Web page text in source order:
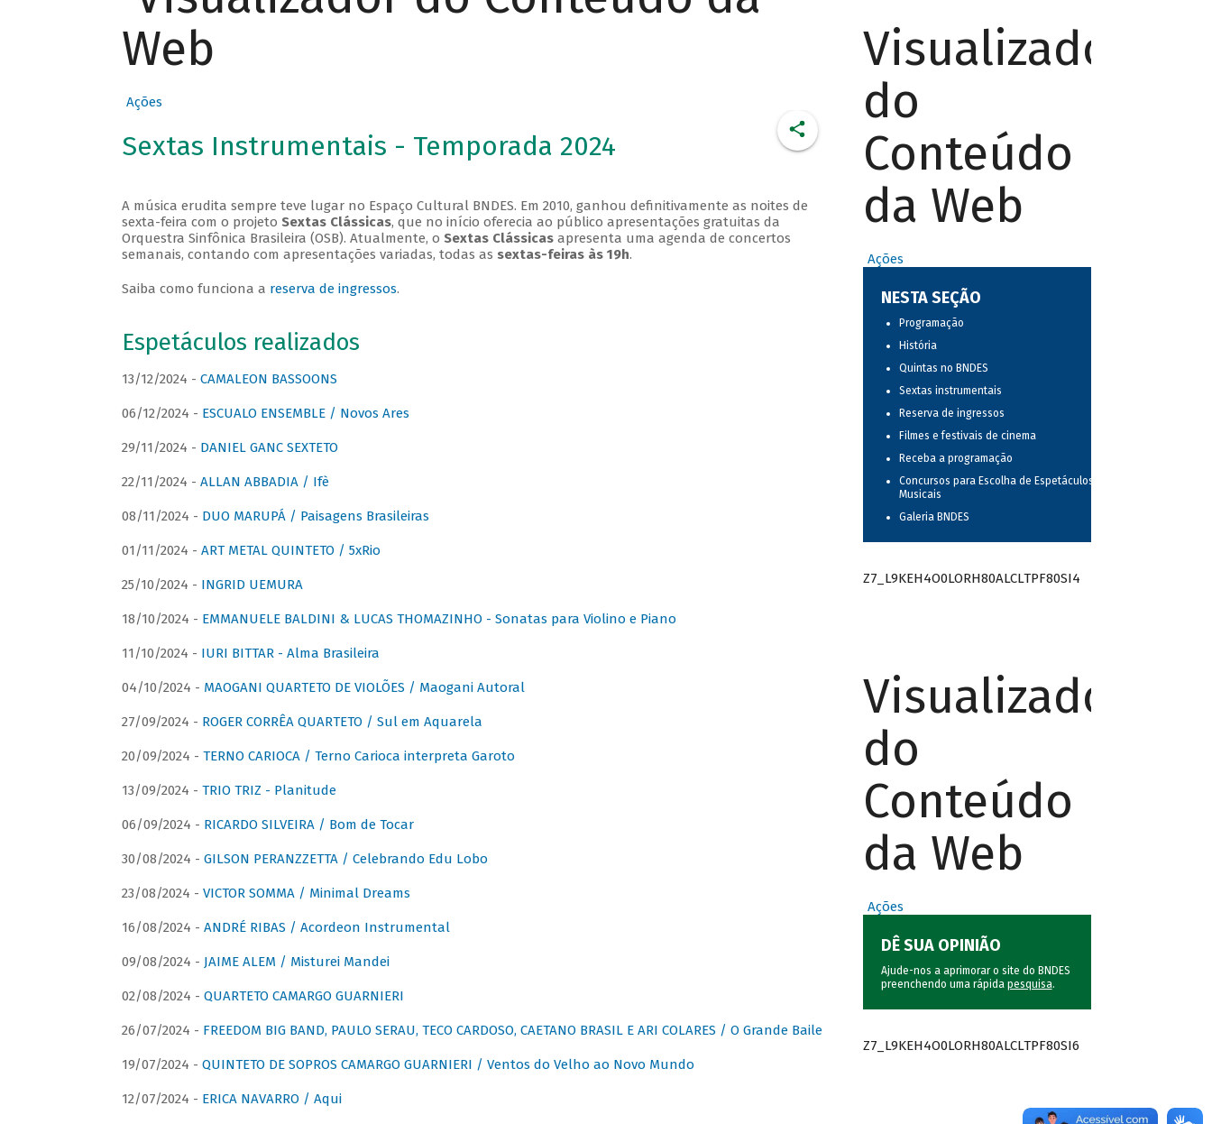
Web
Ações
Sextas Instrumentais - Temporada 2024
A música erudita sempre teve lugar no Espaço Cultural BNDES. Em 2010, ganhou definitivamente as noites de
sexta-feira com o projeto Sextas Clássicas, que no início oferecia ao público apresentações gratuitas da
Orquestra Sinfônica Brasileira (OSB). Atualmente, o Sextas Clássicasapresenta uma agenda de concertos
semanais, contando com apresentações variadas, todas as sextas-feiras às 19h.
Saiba como funciona a reserva de ingressos.
Espetáculos realizados
13/12/2024 - CAMALEON BASSOONS
06/12/2024 - ESCUALO ENSEMBLE / Novos Ares
29/11/2024 - DANIEL GANC SEXTETO
22/11/2024 - ALLAN ABBADIA / Ifè
08/11/2024 - DUO MARUPÁ / Paisagens Brasileiras
01/11/2024 - ART METAL QUINTETO / 5xRio
25/10/2024 - INGRID UEMURA
18/10/2024 - EMMANUELE BALDINI & LUCAS THOMAZINHO - Sonatas para Violino e Piano
11/10/2024 - IURI BITTAR - Alma Brasileira
04/10/2024 - MAOGANI QUARTETO DE VIOLÕES / Maogani Autoral
27/09/2024 - ROGER CORRÊA QUARTETO / Sul em Aquarela
20/09/2024 - TERNO CARIOCA / Terno Carioca interpreta Garoto
13/09/2024 - TRIO TRIZ - Planitude
06/09/2024 - RICARDO SILVEIRA / Bom de Tocar
30/08/2024 - GILSON PERANZZETTA / Celebrando Edu Lobo
23/08/2024 - VICTOR SOMMA / Minimal Dreams
16/08/2024 - ANDRÉ RIBAS / Acordeon Instrumental
09/08/2024 - JAIME ALEM / Misturei Mandei
02/08/2024 - QUARTETO CAMARGO GUARNIERI
26/07/2024 - FREEDOM BIG BAND, PAULO SERAU, TECO CARDOSO, CAETANO BRASIL E ARI COLARES / O Grande Baile
19/07/2024 - QUINTETO DE SOPROS CAMARGO GUARNIERI / Ventos do Velho ao Novo Mundo
12/07/2024 - ERICA NAVARRO / Aqui
Visualizador
do
Conteúdo
da Web
Ações
NESTA SEÇÃO
Programação
História
Quintas no BNDES
Sextas instrumentais
Reserva de ingressos
Filmes e festivais de cinema
Receba a programação
Concursos para Escolha de Espetáculos
Musicais
Galeria BNDES
Z7_L9KEH4O0LORH80ALCLTPF80SI4
Visualizador
do
Conteúdo
da Web
Ações
DÊ SUA OPINIÃO
Ajude-nos a aprimorar o site do BNDES
preenchendo uma rápida pesquisa.
Z7_L9KEH4O0LORH80ALCLTPF80SI6